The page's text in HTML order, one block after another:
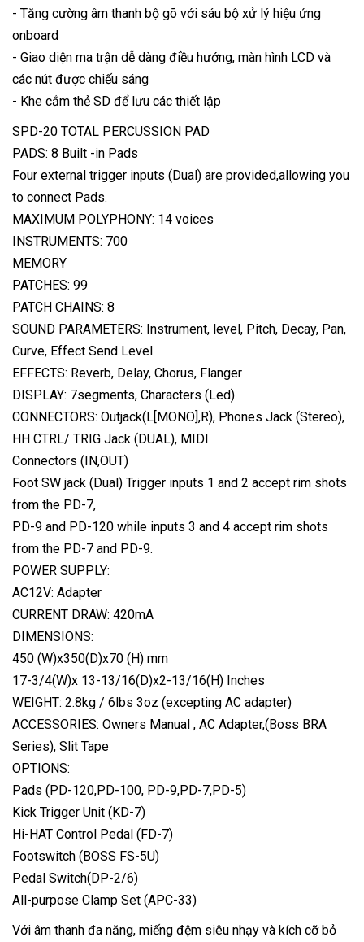
- Tăng cường âm thanh bộ gõ với sáu bộ xử lý hiệu ứng
onboard
- Giao diện ma trận dễ dàng điều hướng, màn hình LCD và
các nút được chiếu sáng
- Khe cắm thẻ SD để lưu các thiết lập
SPD-20 TOTAL PERCUSSION PAD
PADS: 8 Built -in Pads
Four external trigger inputs (Dual) are provided,allowing you
to connect Pads.
MAXIMUM POLYPHONY: 14 voices
INSTRUMENTS: 700
MEMORY
PATCHES: 99
PATCH CHAINS: 8
SOUND PARAMETERS: Instrument, level, Pitch, Decay, Pan,
Curve, Effect Send Level
EFFECTS: Reverb, Delay, Chorus, Flanger
DISPLAY: 7segments, Characters (Led)
CONNECTORS: Outjack(L[MONO],R), Phones Jack (Stereo),
HH CTRL/ TRIG Jack (DUAL), MIDI
Connectors (IN,OUT)
Foot SW jack (Dual) Trigger inputs 1 and 2 accept rim shots
from the PD-7,
PD-9 and PD-120 while inputs 3 and 4 accept rim shots
from the PD-7 and PD-9.
POWER SUPPLY:
AC12V: Adapter
CURRENT DRAW: 420mA
DIMENSIONS:
450 (W)x350(D)x70 (H) mm
17-3/4(W)x 13-13/16(D)x2-13/16(H) Inches
WEIGHT: 2.8kg / 6lbs 3oz (excepting AC adapter)
ACCESSORIES: Owners Manual , AC Adapter,(Boss BRA
Series), Slit Tape
OPTIONS:
Pads (PD-120,PD-100, PD-9,PD-7,PD-5)
Kick Trigger Unit (KD-7)
Hi-HAT Control Pedal (FD-7)
Footswitch (BOSS FS-5U)
Pedal Switch(DP-2/6)
All-purpose Clamp Set (APC-33)
Với âm thanh đa năng, miếng đệm siêu nhạy và kích cỡ bỏ